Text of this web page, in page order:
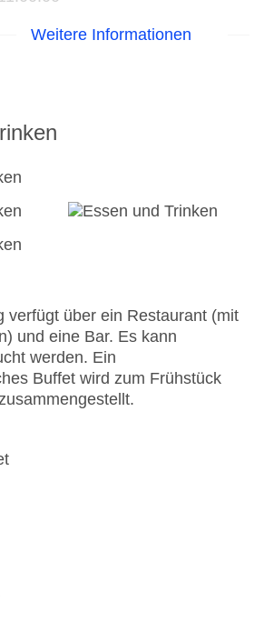
1
Stockwerke: 8
Zimmer: 199
Sonnenschirme am Pool,
3 Sterne
Weitere Informationen
verfügt über ein Restaurant (mit
und eine Bar. Es kann
werden. Ein
Buffet wird zum Frühstück